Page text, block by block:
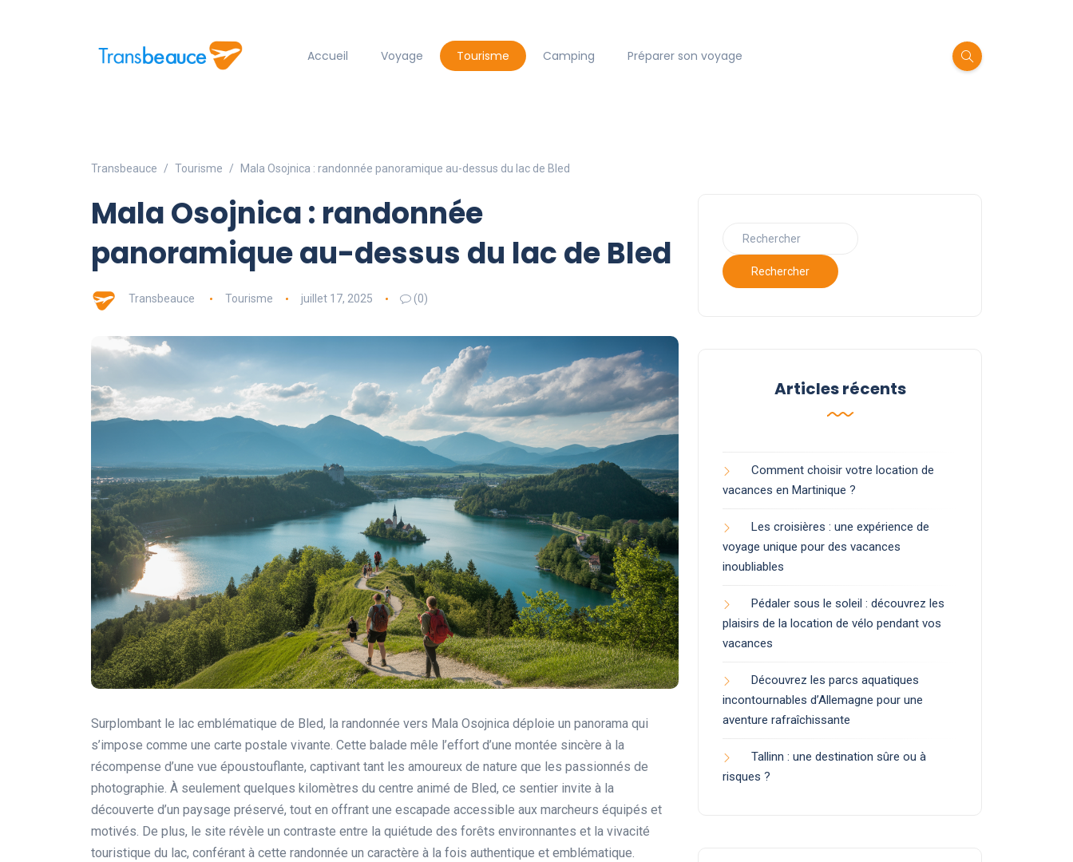
Accueil Voyage Tourisme Camping Préparer son voyage
Transbeauce Tourisme Mala Osojnica : randonnée panoramique au-dessus du lac de Bled
Mala Osojnica : randonnée
panoramique au-dessus du lac de Bled
Transbeauce Tourisme juillet 17, 2025 (0)
Surplombant le lac emblématique de Bled, la randonnée vers Mala Osojnica déploie un panorama qui
s’impose comme une carte postale vivante. Cette balade mêle l’effort d’une montée sincère à la
récompense d’une vue époustouflante, captivant tant les amoureux de nature que les passionnés de
photographie. À seulement quelques kilomètres du centre animé de Bled, ce sentier invite à la
découverte d’un paysage préservé, tout en offrant une escapade accessible aux marcheurs équipés et
motivés. De plus, le site révèle un contraste entre la quiétude des forêts environnantes et la vivacité
touristique du lac, conférant à cette randonnée un caractère à la fois authentique et emblématique.
Articles récents
Comment choisir votre location de
vacances en Martinique ?
Les croisières : une expérience de
voyage unique pour des vacances
inoubliables
Pédaler sous le soleil : découvrez les
plaisirs de la location de vélo pendant vos
vacances
Découvrez les parcs aquatiques
incontournables d’Allemagne pour une
aventure rafraîchissante
Tallinn : une destination sûre ou à
risques ?